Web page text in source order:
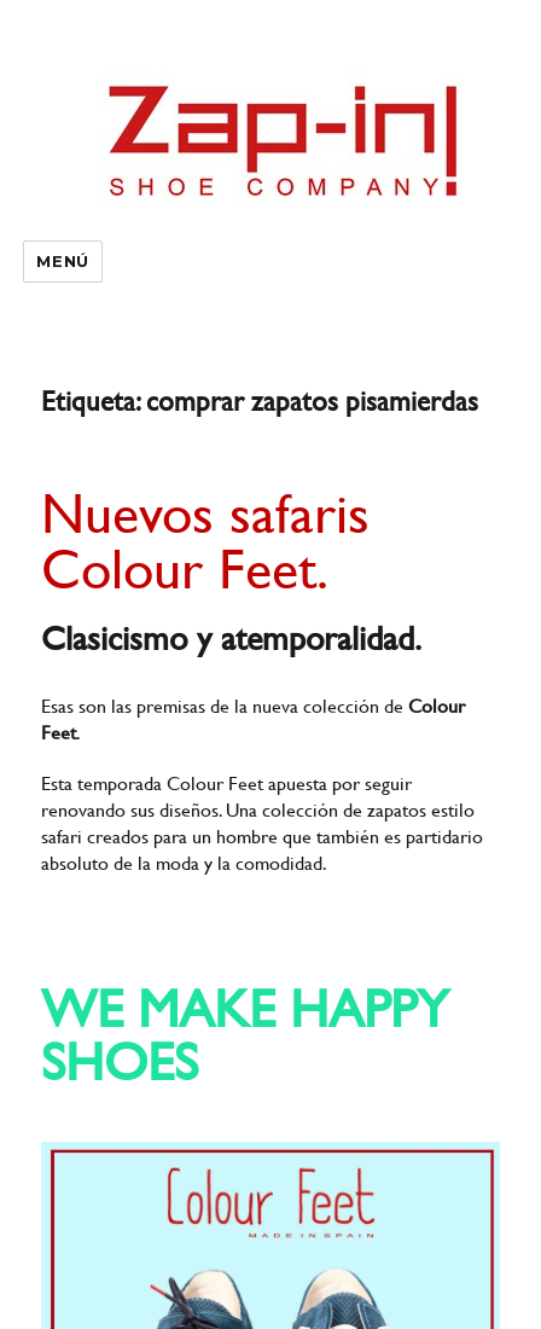
MENÚ
Etiqueta:comprar zapatos pisamierdas
Nuevos safaris
Colour Feet.
Clasicismo y atemporalidad.
Esas son las premisas de la nueva colección deColour
Feet.
Esta temporada Colour Feet apuesta por seguir
renovando sus diseños. Una colección de zapatos estilo
safari creados para un hombre que también es partidario
absoluto de la moda y la comodidad.
WE MAKE HAPPY
SHOES